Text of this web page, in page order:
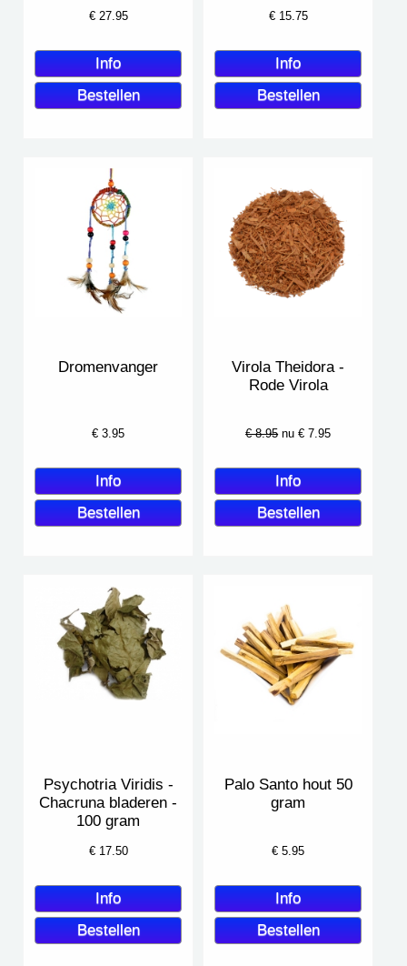
€ 27.95 € 15.75
Dromenvanger
€3.95
Virola Theidora -
Rode Virola
€ 8.95nu €7.95
Psychotria Viridis -
Chacruna bladeren -
100 gram
€ 17.50
Palo Santo hout 50
gram
€5.95